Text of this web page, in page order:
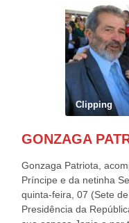
Clipping
Gonzaga Patriota,
Príncipe e da netinha
quinta-feira, 07 (Sete
Presidência da